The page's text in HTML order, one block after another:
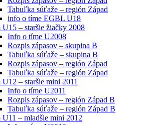
Tabuľka súťaže – región Západ
info o tíme EGBL U18
U15 – staršie žiačky 2008
Info o tíme U2008
Rozpis zápasov – skupina B
Tabuľka súťaže – skupina B
Rozpis zápasov – región Západ
Tabuľka súťaže – región Západ
– staršie mini 2011
Info o tíme U2011
Rozpis zápasov – región Západ B
Tabuľka súťaže – región Západ B
U11 – mladšie mini 2012